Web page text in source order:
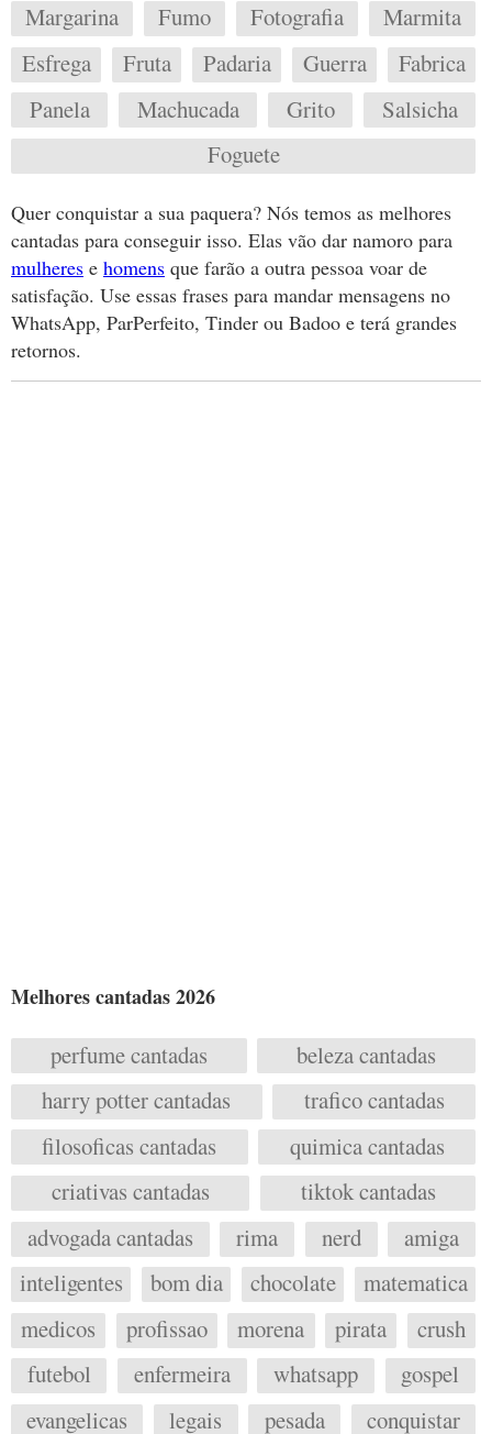
Margarina
Fumo Fotografia
Marmita
Esfrega
Fruta Padaria Guerra
Fabrica
Panela
Machucada Grito
Salsicha
Foguete
Quer conquistar a sua paquera? Nós temos as melhores
cantadas para conseguir isso. Elas vão dar namoro para
mulheres e homens que farão a outra pessoa voar de
satisfação. Use essas frases para mandar mensagens no
WhatsApp, ParPerfeito, Tinder ou Badoo e terá grandes
retornos.
Melhores cantadas 2026
perfume cantadas
beleza cantadas
harry potter cantadas
trafico cantadas
filosoficas cantadas
quimica cantadas
criativas cantadas
tiktok cantadas
advogada cantadas
rima nerd
amiga
inteligentes
bom dia chocolate
matematica
medicos
profissao morena pirata
crush
futebol
enfermeira whatsapp
gospel
evangelicas
legais pesada conquistar